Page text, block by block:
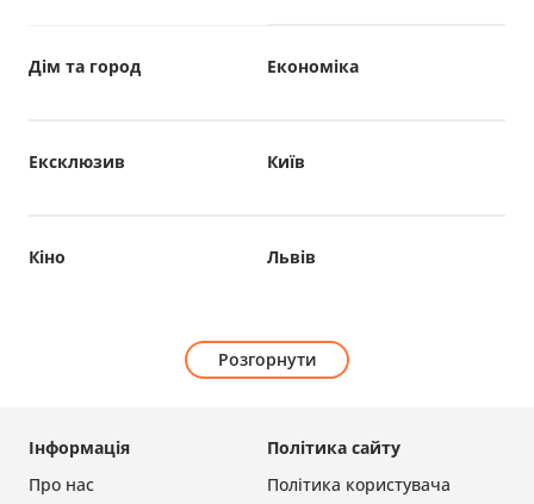
Дім та город Економіка
Ексклюзив Київ
Кіно Львів
Розгорнути
Політика сайту
Політика користувача
Інформація
Про нас